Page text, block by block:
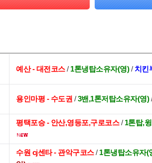
예산 - 대전코스/ 1톤냉탑소유자(영)/치킨
용인마평 - 수도권 /3밴,1톤저탑소유자(영)
평택포승 - 안산,영등포,구로코스/ 1톤탑,
수원 cj센타 - 관악구코스/ 1톤냉탑소유자(